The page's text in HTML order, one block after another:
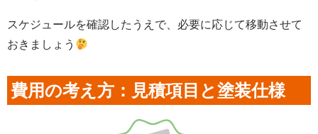
スケジュールを確認したうえで、必要に応じて移動させて
おきましょう
費用の考え方：見積項目と塗装仕様